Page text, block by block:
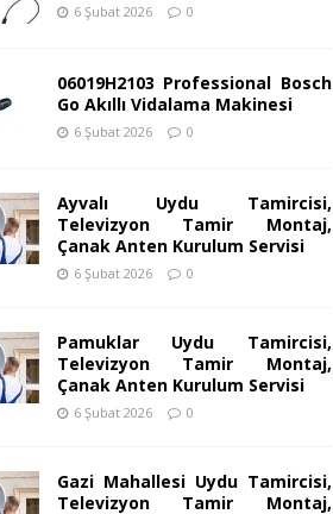
6 Şubat 2026 0
06019H2103 Professional Bosch
Go Akıllı Vidalama Makinesi
6 Şubat 2026 0
Ayvalı Uydu Tamircisi,
Televizyon Tamir Montaj,
Çanak Anten Kurulum Servisi
6 Şubat 2026 0
Pamuklar Uydu Tamircisi,
Televizyon Tamir Montaj,
Çanak Anten Kurulum Servisi
6 Şubat 2026 0
Gazi Mahallesi Uydu Tamircisi,
Televizyon Tamir Montaj,